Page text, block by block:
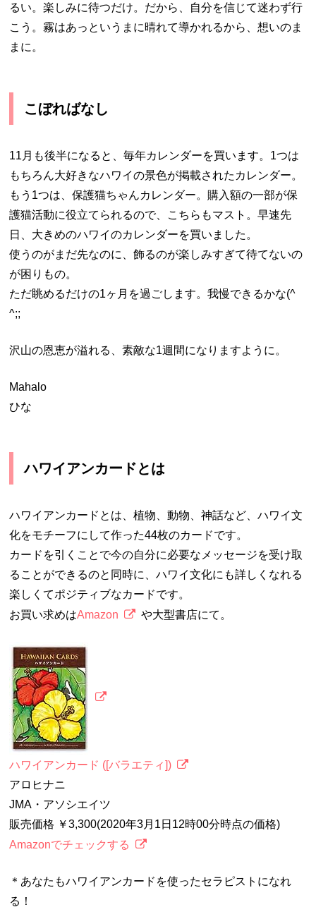
るい。楽しみに待つだけ。だから、自分を信じて迷わず行
こう。霧はあっというまに晴れて導かれるから、想いのま
まに。
こぼればなし
11月も後半になると、毎年カレンダーを買います。1つは
もちろん大好きなハワイの景色が掲載されたカレンダー。
もう1つは、保護猫ちゃんカレンダー。購入額の一部が保
護猫活動に役立てられるので、こちらもマスト。早速先
日、大きめのハワイのカレンダーを買いました。
使うのがまだ先なのに、飾るのが楽しみすぎて待てないの
が困りもの。
ただ眺めるだけの1ヶ月を過ごします。我慢できるかな(^
^;;
沢山の恩恵が溢れる、素敵な1週間になりますように。
Mahalo
ひな
ハワイアンカードとは
ハワイアンカードとは、植物、動物、神話など、ハワイ文
化をモチーフにして作った44枚のカードです。
カードを引くことで今の自分に必要なメッセージを受け取
ることができるのと同時に、ハワイ文化にも詳しくなれる
楽しくてポジティブなカードです。
お買い求めはAmazon や大型書店にて。
ハワイアンカード ([バラエティ])
アロヒナニ
JMA・アソシエイツ
販売価格 ￥3,300(2020年3月1日12時00分時点の価格)
Amazonでチェックする
＊あなたもハワイアンカードを使ったセラピストになれ
る！